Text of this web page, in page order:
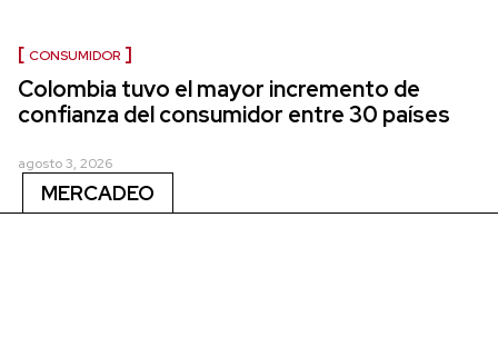
CONSUMIDOR
Colombia tuvo el mayor incremento de
confianza del consumidor entre 30 países
agosto 3, 2026
MERCADEO